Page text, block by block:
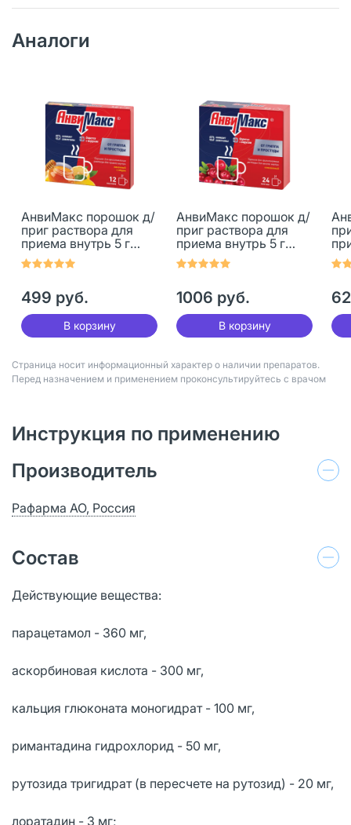
Аналоги
АнвиМакс порошок д/
приг раствора для
приема внутрь 5 г
лимон с медом пак 12
шт
499 руб.
В корзину
АнвиМакс порошок д/
приг раствора для
приема внутрь 5 г
клюква пак 24 шт
1006 руб.
В корзину
Страница носит информационный характер о наличии препаратов.
Перед назначением и применением проконсультируйтесь с врачом
Инструкция по применению
Производитель
Рафарма АО, Россия
Состав
Действующие вещества:
парацетамол - 360 мг,
аскорбиновая кислота - 300 мг,
кальция глюконата моногидрат - 100 мг,
римантадина гидрохлорид - 50 мг,
рутозида тригидрат (в пересчете на рутозид) - 20 мг,
лоратадин - 3 мг;